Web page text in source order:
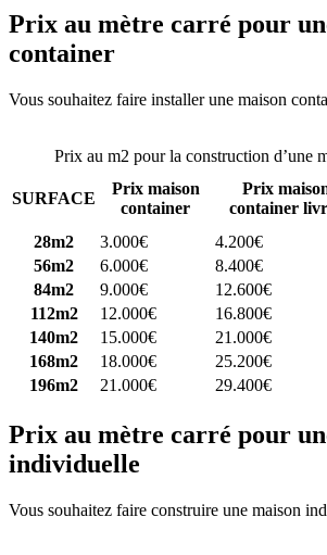
Prix au mètre carré pour
container
Vous souhaitez faire installer une maison
Prix au m2 pour la construction d’une
SURFACE
Prix maison
container
Prix
container
28m2
3.000€ 4.200€
56m2
6.000€ 8.400€
84m2
9.000€ 12.600€
112m2
12.000€ 16.800€
140m2
15.000€ 21.000€
168m2
18.000€ 25.200€
196m2
21.000€ 29.400€
Prix au mètre carré pour
individuelle
Vous souhaitez faire construire une maison